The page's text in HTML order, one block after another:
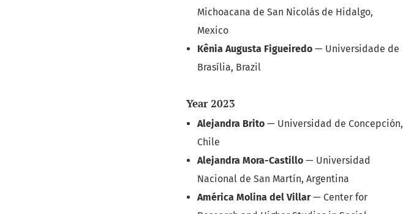
Michoacana de San Nicolás de Hidalgo,
Mexico
Kênia Augusta Figueiredo — Universidade de
Brasília, Brazil
Year 2023
Alejandra Brito — Universidad de Concepción,
Chile
Alejandra Mora-Castillo — Universidad
Nacional de San Martín, Argentina
América Molina del Villar— Center for